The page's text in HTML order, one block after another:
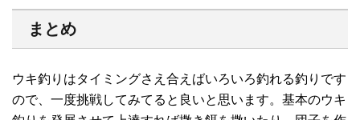
まとめ
ウキ釣りはタイミングさえ合えばいろいろ釣れる釣りです
ので、一度挑戦してみてると良いと思います。基本のウキ